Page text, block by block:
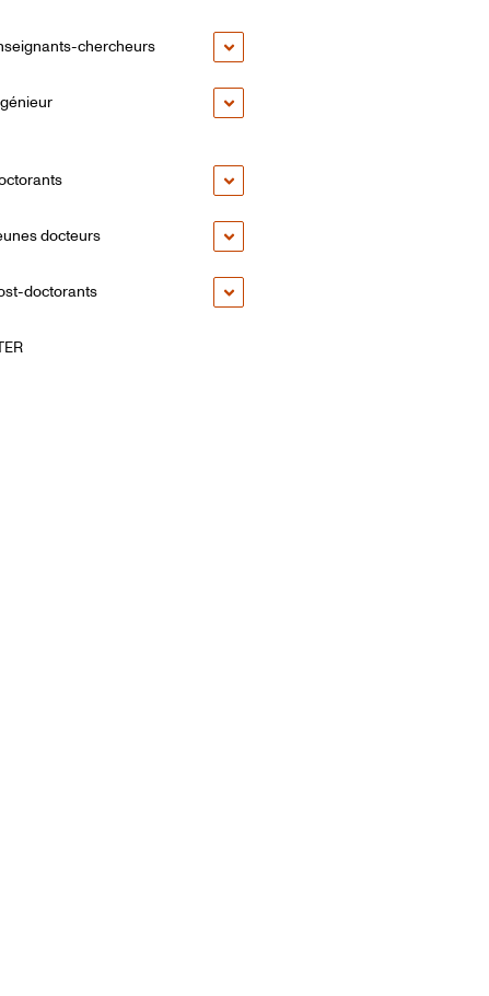
chercheurs
docteurs
doctorants